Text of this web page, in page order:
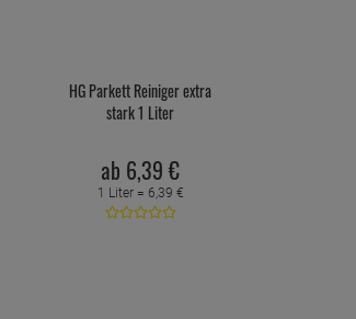
HG Parkett Reiniger extra
stark 1 Liter
ab 6,39 €
1 Liter = 6,39 €